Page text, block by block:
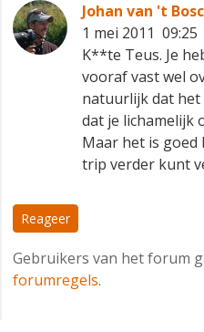
Johan van 't
1 mei 2011 09:25
K**te Teus. Je
vooraf vast wel
natuurlijk dat
dat je lichamelijk
Maar het is goed
trip verder kunt
Reageer
Gebruikers van het forum
forumregels.